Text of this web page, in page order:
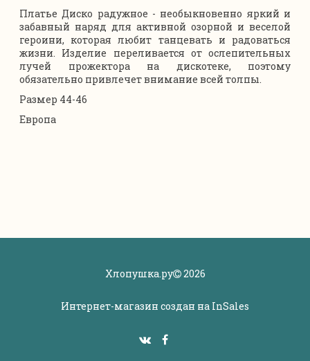
Платье Диско радужное - необыкновенно яркий и
забавный наряд для активной озорной и веселой
героини, которая любит танцевать и радоваться
жизни. Изделие переливается от ослепительных
лучей прожектора на дискотеке, поэтому
обязательно привлечет внимание всей толпы.
Размер 44-46
Европа
Хлопушка.ру 2026
Интернет-магазин создан на InSales